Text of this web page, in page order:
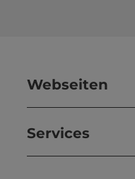
Webseiten
Services